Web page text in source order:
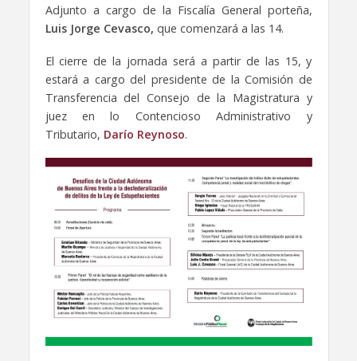
Adjunto a cargo de la Fiscalía General porteña,
Luis Jorge Cevasco, que comenzará a las 14.
El cierre de la jornada será a partir de las 15, y
estará a cargo del presidente de la Comisión de
Transferencia del Consejo de la Magistratura y
juez en lo Contencioso Administrativo y
Tributario, Darío Reynoso.